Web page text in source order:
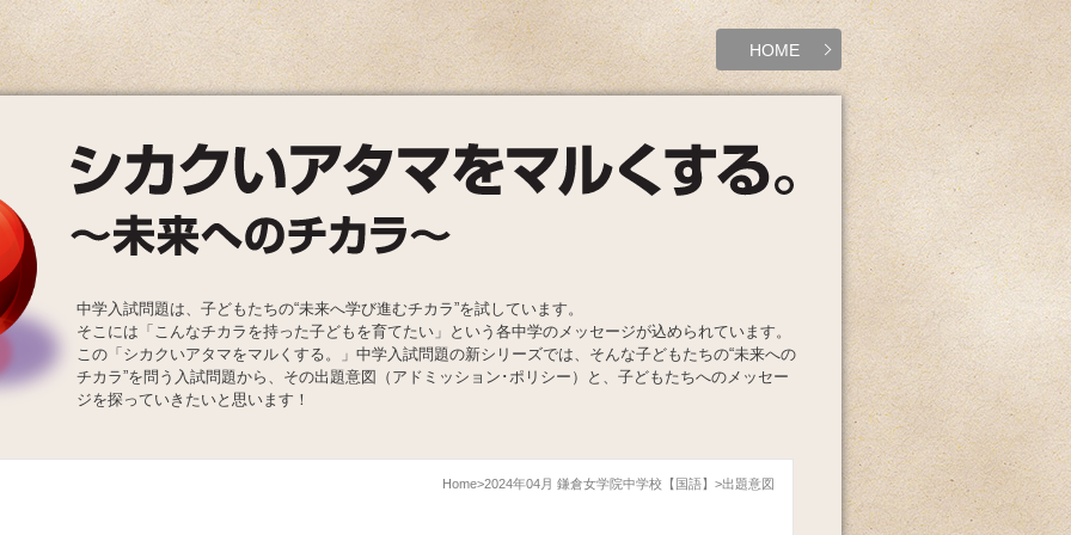
HOME
中学入試問題は、子どもたちの“未来へ学び進むチカラ”を試しています。
そこには「こんなチカラを持った子どもを育てたい」という各中学のメッセージが込められています。
この「シカクいアタマをマルくする。」中学入試問題の新シリーズでは、そんな子どもたちの“未来への
チカラ”を問う入試問題から、その出題意図（アドミッション･ポリシー）と、子どもたちへのメッセー
ジを探っていきたいと思います！
Home 2024年04月 鎌倉女学院中学校【国語】 出題意図